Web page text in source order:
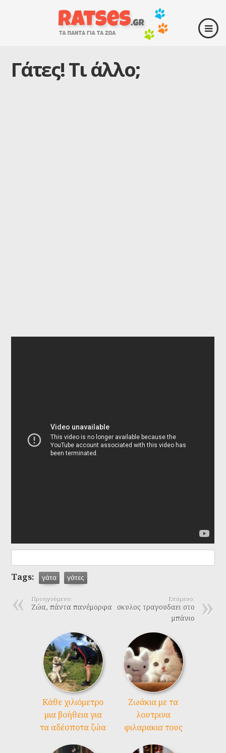
Γάτες! Τι άλλο;
Tags: γάτα γάτες
Επόμενο:
σκυλος τραγουδαει στο
μπάνιο
Προηγούμενο:
Ζώα, πάντα πανέμορφα
Kάθε χιλιόμετρο
μια βοήθεια για
τα αδέσποτα ζώα
Ζωάκια με τα
λουτρινα
φιλαρακια τους